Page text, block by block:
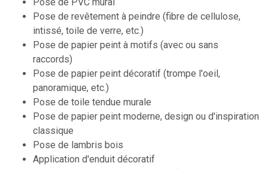
Pose de revêtement à peindre (fibre de cellulose,
intissé, toile de verre, etc.)
Pose de papier peint à motifs (avec ou sans
raccords)
Pose de papier peint décoratif (trompe l'oeil,
panoramique, etc.)
Pose de toile tendue murale
Pose de papier peint moderne, design ou d'inspiration
classique
Pose de lambris bois
Application d'enduit décoratif